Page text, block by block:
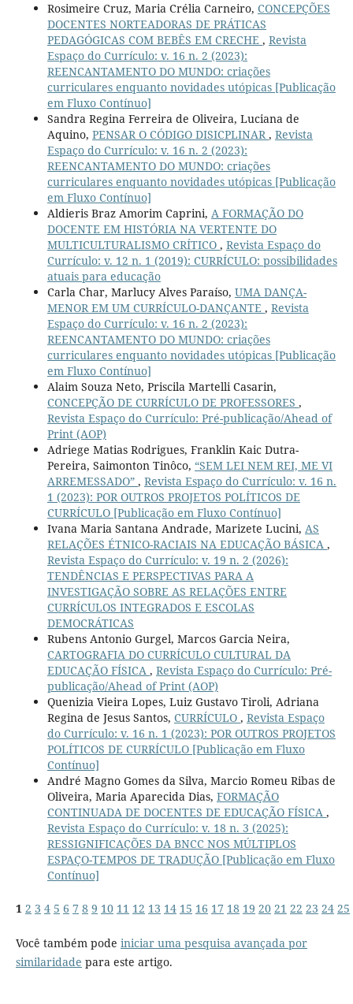
Rosimeire Cruz, Maria Crélia Carneiro, CONCEPÇÕES
DOCENTES NORTEADORAS DE PRÁTICAS
PEDAGÓGICAS COM BEBÊS EM CRECHE , Revista
Espaço do Currículo: v. 16 n. 2 (2023):
REENCANTAMENTO DO MUNDO: criações
curriculares enquanto novidades utópicas [Publicação
em Fluxo Contínuo]
Sandra Regina Ferreira de Oliveira, Luciana de
Aquino, PENSAR O CÓDIGO DISICPLINAR, Revista
Espaço do Currículo: v. 16 n. 2 (2023):
REENCANTAMENTO DO MUNDO: criações
curriculares enquanto novidades utópicas [Publicação
em Fluxo Contínuo]
Aldieris Braz Amorim Caprini, A FORMAÇÃO DO
DOCENTE EM HISTÓRIA NA VERTENTE DO
MULTICULTURALISMO CRÍTICO , Revista Espaço do
Currículo: v. 12 n. 1 (2019): CURRÍCULO: possibilidades
atuais para educação
Carla Char, Marlucy Alves Paraíso, UMA DANÇA-
MENOR EM UM CURRÍCULO-DANÇANTE , Revista
Espaço do Currículo: v. 16 n. 2 (2023):
REENCANTAMENTO DO MUNDO: criações
curriculares enquanto novidades utópicas [Publicação
em Fluxo Contínuo]
Alaim Souza Neto, Priscila Martelli Casarin,
CONCEPÇÃO DE CURRÍCULO DE PROFESSORES ,
Revista Espaço do Currículo: Pré-publicação/Ahead of
Print (AOP)
Adriege Matias Rodrigues, Franklin Kaic Dutra-
Pereira, Saimonton Tinôco, “SEM LEI NEM REI, ME VI
ARREMESSADO” , Revista Espaço do Currículo: v. 16 n.
1 (2023): POR OUTROS PROJETOS POLÍTICOS DE
CURRÍCULO [Publicação em Fluxo Contínuo]
Ivana Maria Santana Andrade, Marizete Lucini, AS
RELAÇÕES ÉTNICO-RACIAIS NA EDUCAÇÃO BÁSICA ,
Revista Espaço do Currículo: v. 19 n. 2 (2026):
TENDÊNCIAS E PERSPECTIVAS PARA A
INVESTIGAÇÃO SOBRE AS RELAÇÕES ENTRE
CURRÍCULOS INTEGRADOS E ESCOLAS
DEMOCRÁTICAS
Rubens Antonio Gurgel, Marcos Garcia Neira,
CARTOGRAFIA DO CURRÍCULO CULTURAL DA
EDUCAÇÃO FÍSICA , Revista Espaço do Currículo: Pré-
publicação/Ahead of Print (AOP)
Quenizia Vieira Lopes, Luiz Gustavo Tiroli, Adriana
Regina de Jesus Santos, CURRÍCULO , Revista Espaço
do Currículo: v. 16 n. 1 (2023): POR OUTROS PROJETOS
POLÍTICOS DE CURRÍCULO [Publicação em Fluxo
Contínuo]
André Magno Gomes da Silva, Marcio Romeu Ribas de
Oliveira, Maria Aparecida Dias, FORMAÇÃO
CONTINUADA DE DOCENTES DE EDUCAÇÃO FÍSICA ,
Revista Espaço do Currículo: v. 18 n. 3 (2025):
RESSIGNIFICAÇÕES DA BNCC NOS MÚLTIPLOS
ESPAÇO-TEMPOS DE TRADUÇÃO [Publicação em Fluxo
Contínuo]
1 2 3 4 5 6 7 8 9 10 11 12 13 14 15 16 17 18 19 20 21 22 23 24 25
Você também pode iniciar uma pesquisa avançada por
similaridade para este artigo.